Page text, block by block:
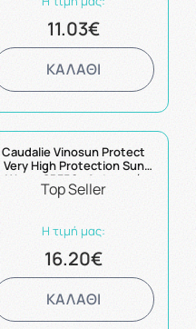
11.03€
ΚΑΛΑΘΙ
Caudalie Vinosun Protect
Very High Protection Sun
Water SPF50+ Διφασικό
Αντηλιακό Spray Προσώπου,
Top Seller
Η τιμή μας:
16.20€
ΚΑΛΑΘΙ